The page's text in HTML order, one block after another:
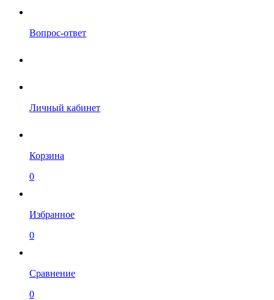
Вопрос-ответ
Личный кабинет
Корзина
0
Избранное
0
Сравнение
0